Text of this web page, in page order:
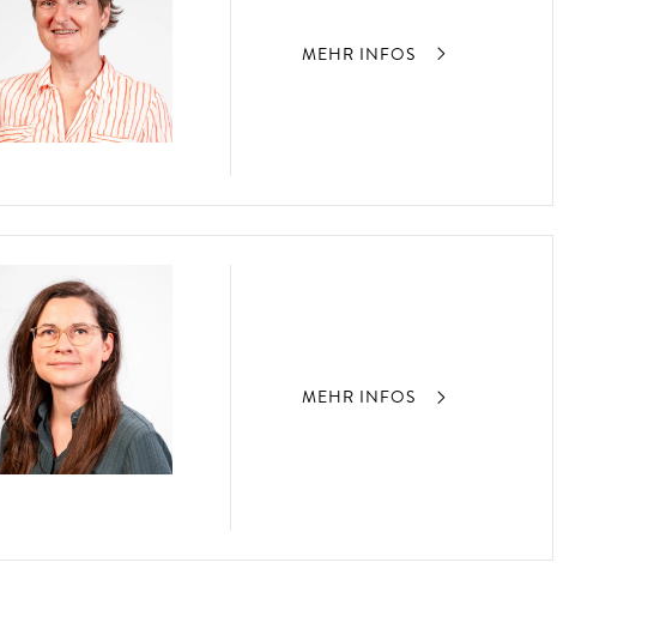
MEHR INFOS
MEHR INFOS